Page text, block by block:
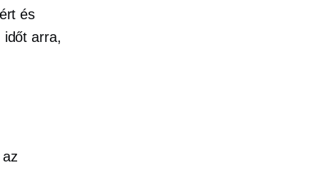
és
időt arra,